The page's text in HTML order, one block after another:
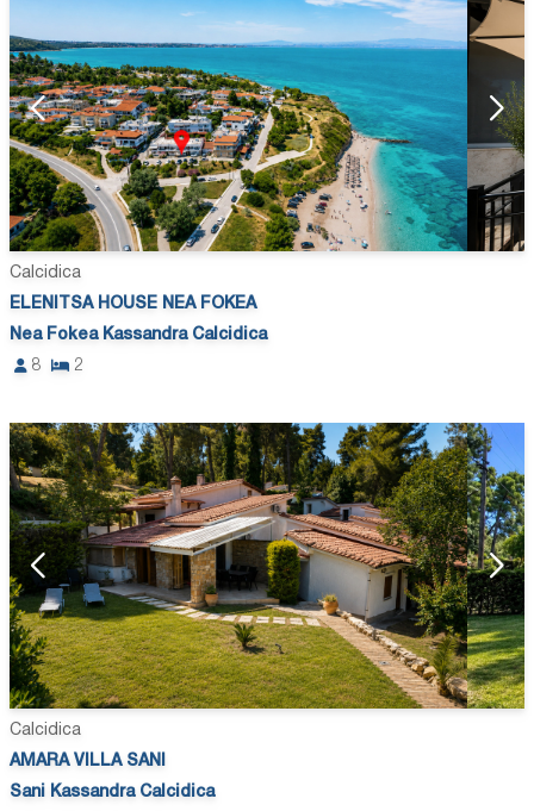
Calcidica
ELENITSA HOUSE NEA FOKEA
Nea Fokea Kassandra Calcidica
8
2
Calcidica
AMARA VILLA SANI
Sani Kassandra Calcidica